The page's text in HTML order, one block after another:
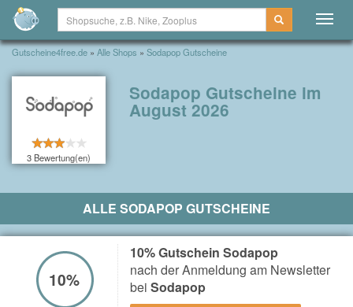
Gutscheine4free.de » Alle Shops » Sodapop Gutscheine
3 Bewertung(en)
Sodapop Gutscheine im
August 2026
ALLE SODAPOP GUTSCHEINE
10%
10% Gutschein Sodapop
nach der Anmeldung am Newsletter
beiSodapop